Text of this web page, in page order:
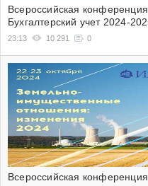
Всероссийская
Бухгалтерский учет 2024-
23:13 10 291 0
Всероссийская